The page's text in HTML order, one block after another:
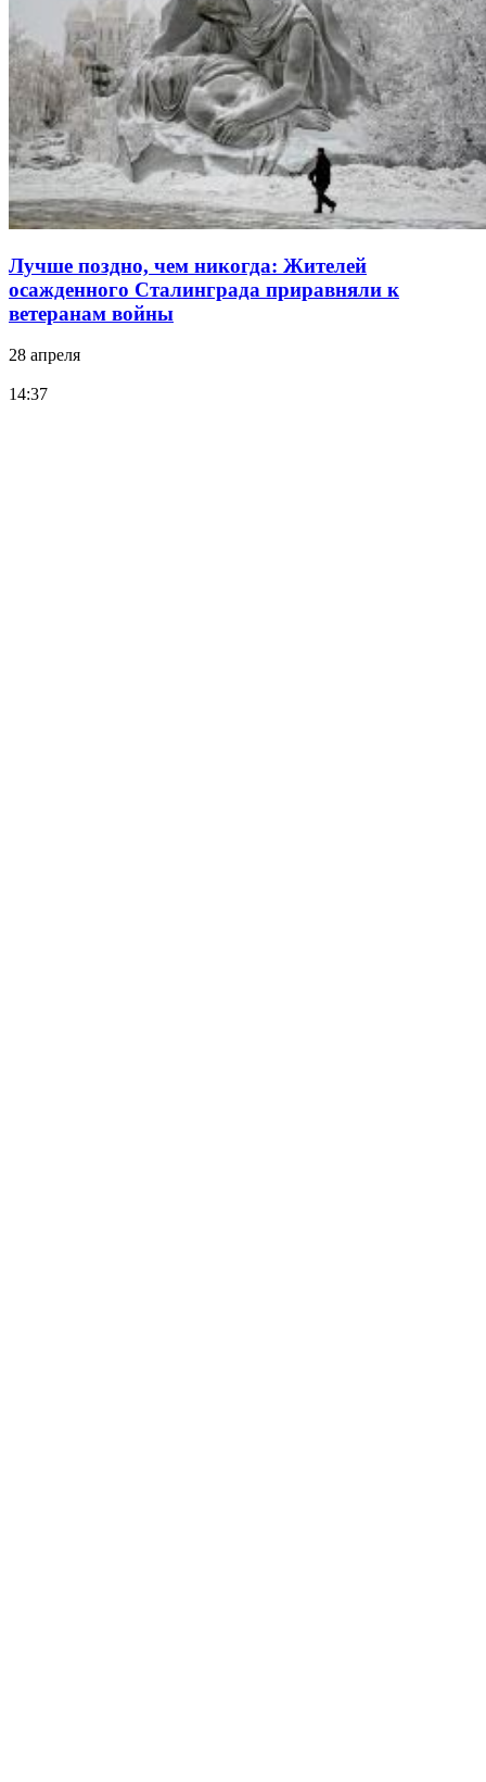
Лучше поздно, чем никогда: Жителей
осажденного Сталинграда приравняли к
ветеранам войны
28 апреля
14:37